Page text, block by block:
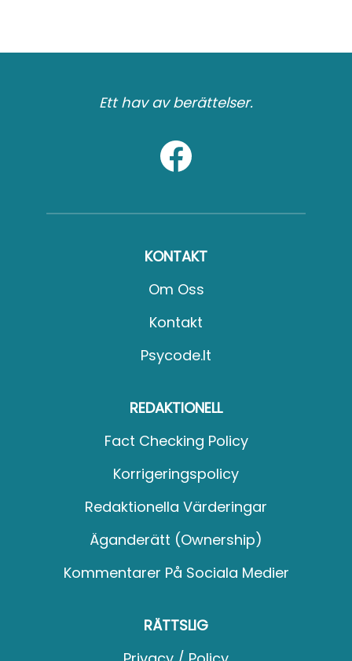
Ett hav av berättelser.
KONTAKT
Om Oss
Kontakt
Psycode.it
REDAKTIONELL
Fact Checking Policy
Korrigeringspolicy
Redaktionella Värderingar
Äganderätt (Ownership)
Kommentarer På Sociala Medier
RÄTTSLIG